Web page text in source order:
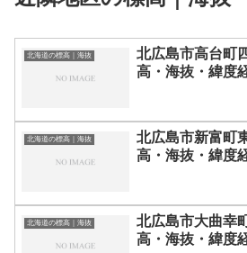
北海道の標高｜海抜
北広島市高台町
高・海抜・緯度
北海道の標高｜海抜
北広島市新富町
高・海抜・緯度
北海道の標高｜海抜
北広島市大曲幸
高・海抜・緯度